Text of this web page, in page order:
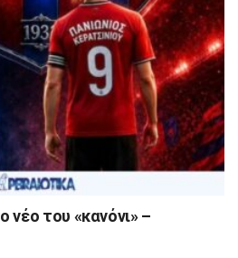
νέο του «κανόνι» –